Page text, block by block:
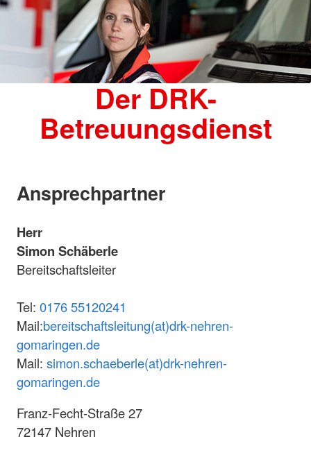
Der DRK-
Betreuungsdienst
Ansprechpartner
Herr
Simon Schäberle
Bereitschaftsleiter
Tel: 0176 55120241
Mail:bereitschaftsleitung(at)drk-nehren-
gomaringen.de
Mail: simon.schaeberle(at)drk-nehren-
gomaringen.de
Franz-Fecht-Straße 27
72147 Nehren